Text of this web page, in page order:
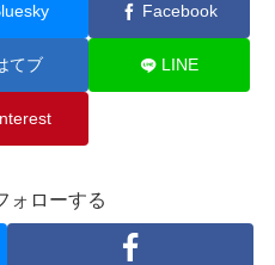
Facebook
てブ LINE
ォローする